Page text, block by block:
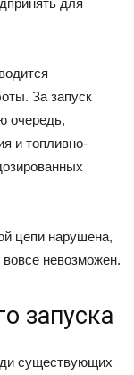
За запуск
очередь,
и топливно-
цепи нарушена,
невозможен.
запуска
существующих